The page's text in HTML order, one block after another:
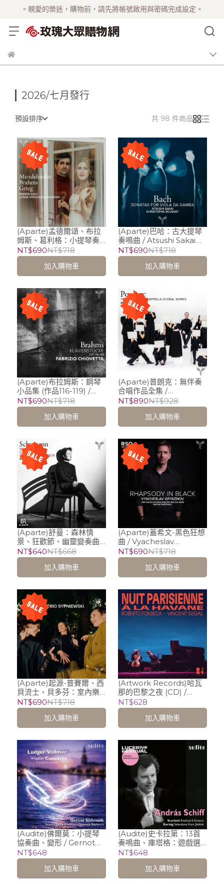
。親愛的樂迷，購物前，請先將帳號啟用與密碼完成設定。
2026/七月發行
預設排序 共 98 件商品
(Aparte)孟德爾頌、布拉
姆斯、葛利格：小提琴奏
鳴曲 / Manon Galy
(violin), Jorge Gonzalez
Buajasan (piano)
NT$690NT$718
加入購物車
(Aparte)巴哈：古大提琴
奏鳴曲 / Atsushi Sakai
(viola da gamba),
Christophe Rousset
(harpsichord)
NT$690NT$718
加入購物車
(Aparte)布拉姆斯：鋼琴
小品集 (作品116-119) /
Fabrizio Chiovetta
(piano)
NT$690NT$718
加入購物車
(Aparte)普朗克：無伴奏
合唱作品全集 /
Ensemble Aedes,
Mathieu Romano
NT$890NT$928
加入購物車
(Aparte)舒曼：森林情
景、狂歡節、幽靈變奏曲 /
Dasol Kim (鋼琴)
NT$640NT$668
加入購物車
(Aparte)蓋希文-黑色狂想
曲 / Vyacheslav
Gryaznov (piano)
NT$690NT$718
加入購物車
(Aparte)起源-普賽爾、西
貝流士、貝多芬：室內樂
作品集 / Trio Sypniewski
NT$690NT$718
加入購物車
(Artwork Records)哈瓦
那的巴黎之夜 (CD) /
Roberto Fonseca &
Vincent Segal
NT$628
加入購物車
(Audite)佛爾莫：小提琴
協奏曲、變形 / Gernot
Süßmuth (violin),
Staatskapelle Weimar,
Thüringer Bach
Collegium, Dominik
NT$648
加入購物車
(Audite)史卡拉第：13首
奏鳴曲、庫塔格：遊戲選
曲 / 席夫 Andras Schiff
(piano)
NT$648
加入購物車